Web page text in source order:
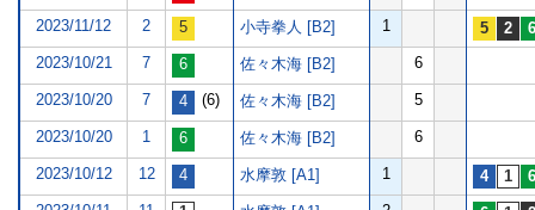
2023/11/12 2 小寺拳人 [B2] 1
2023/10/21 7 佐々木海 [B2] 6
2023/10/20 7 (6) 佐々木海 [B2] 5
2023/10/20 1 佐々木海 [B2] 6
2023/10/12 12 水摩敦 [A1] 1